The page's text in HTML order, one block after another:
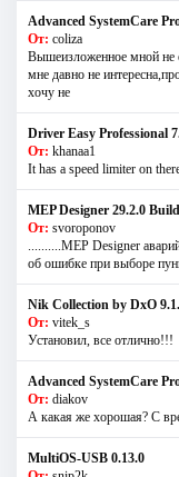
Advanced SystemCare
От: coliza
Вышеизложенное мной не
мне давно не
хочу не
Driver Easy Professional
От: khanaa1
It has a speed limiter on
MEP Designer 29.2.0
От: svoroponov
..........MEP Designer
об ошибке при выборе
Nik Collection by DxO
От: vitek_s
Установил, все отлично!!!
Advanced SystemCare
От: diakov
А какая же хорошая? С
MultiOS-USB 0.13.0